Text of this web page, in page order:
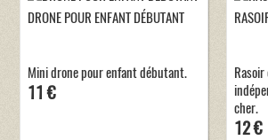
DRONE POUR ENFANT DÉBUTANT
Mini drone pour enfant débutant.
11 €
cher.
12 €